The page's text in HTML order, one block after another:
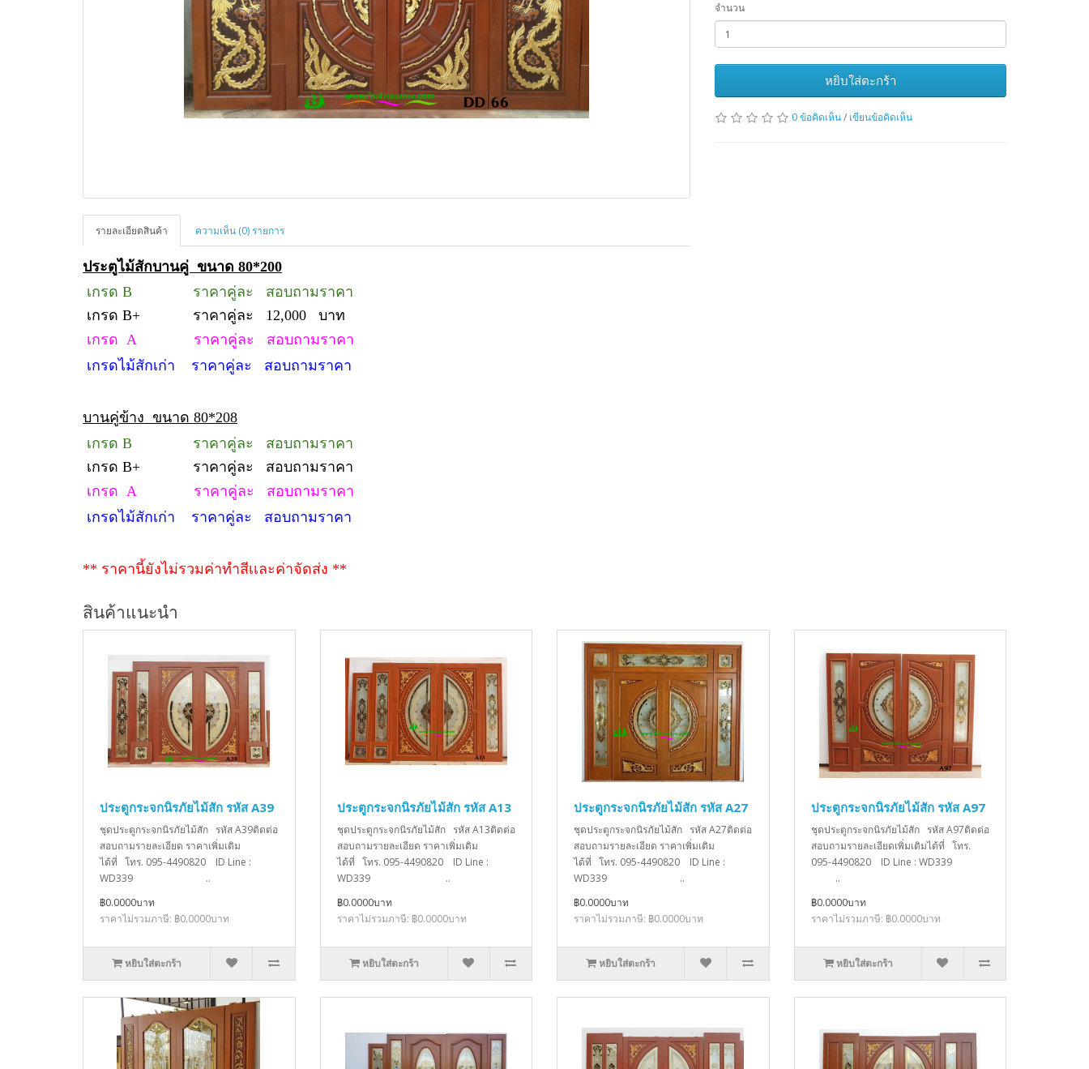
รายละเอียดสินค้า ความเห็น (0) รายการ
ประตูไม้สักบานคู่ ขนาด 80*200
เกรด B ราคาคู่ละ สอบถามราคา
เกรด B+ ราคาคู่ละ 12,000 บาท
เกรด A ราคาคู่ละ สอบถามราคา
เกรดไม้สักเก่า ราคาคู่ละ สอบถามราคา
บานคู่ข้าง ขนาด 80*208
เกรด B ราคาคู่ละ สอบถามราคา
เกรด B+ ราคาคู่ละ สอบถามราคา
เกรด A ราคาคู่ละ สอบถามราคา
เกรดไม้สักเก่า ราคาคู่ละ สอบถามราคา
** ราคานี้ยังไม่รวมค่าทำสีเเละค่าจัดส่ง **
จำนวน
หยิบใส่ตะกร้า
0 ข้อคิดเห็น/ เขียนข้อคิดเห็น
สินค้าแนะนำ
ประตูกระจกนิรภัยไม้สัก รหัส A39
ชุดประตูกระจกนิรภัยไม้สัก รหัส A39ติดต่อ
สอบถามรายละเอียด ราคาเพิ่มเติม
ได้ที่ โทร. 095-4490820 ID Line :
WD339 ..
฿0.0000บาท
ราคาไม่รวมภาษี: ฿0.0000บาท
หยิบใส่ตะกร้า
ประตูกระจกนิรภัยไม้สัก รหัส A13
ชุดประตูกระจกนิรภัยไม้สัก รหัส A13ติดต่อ
สอบถามรายละเอียด ราคาเพิ่มเติม
ได้ที่ โทร. 095-4490820 ID Line :
WD339 ..
฿0.0000บาท
ราคาไม่รวมภาษี: ฿0.0000บาท
หยิบใส่ตะกร้า
ประตูกระจกนิรภัยไม้สัก รหัส A27
ชุดประตูกระจกนิรภัยไม้สัก รหัส A27ติดต่อ
สอบถามรายละเอียด ราคาเพิ่มเติม
ได้ที่ โทร. 095-4490820 ID Line :
WD339 ..
฿0.0000บาท
ราคาไม่รวมภาษี: ฿0.0000บาท
หยิบใส่ตะกร้า
ประตูกระจกนิรภัยไม้สัก รหัส A97
ชุดประตูกระจกนิรภัยไม้สัก รหัส A97ติดต่อ
สอบถามรายละเอียดเพิ่มเติมได้ที่ โทร.
095-4490820 ID Line : WD339
..
฿0.0000บาท
ราคาไม่รวมภาษี: ฿0.0000บาท
หยิบใส่ตะกร้า